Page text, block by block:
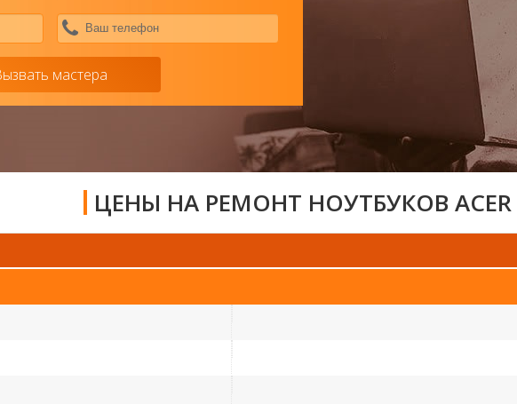
Ваше
имя
*
мастера
ЦЕНЫ НА РЕМОНТ НОУТБУКОВ ACER